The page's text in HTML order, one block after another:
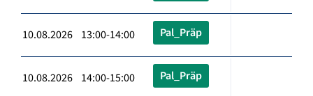
10.08.2026 13:00-14:00 Pal_Präp
10.08.2026 14:00-15:00 Pal_Präp